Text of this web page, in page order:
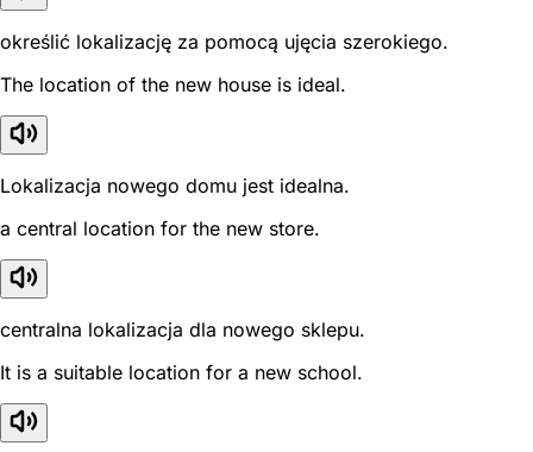
określić lokalizację za pomocą ujęcia szerokiego.
The location of the new house is ideal.
Lokalizacja nowego domu jest idealna.
a central location for the new store.
centralna lokalizacja dla nowego sklepu.
It is a suitable location for a new school.